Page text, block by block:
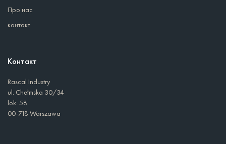
Про нас
контакт
Контакт
Rascal Industry
ul. Chełmska 30/34
lok. 58
00-718 Warszawa